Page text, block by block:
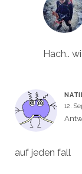
Hach..
12.
auf jeden fall